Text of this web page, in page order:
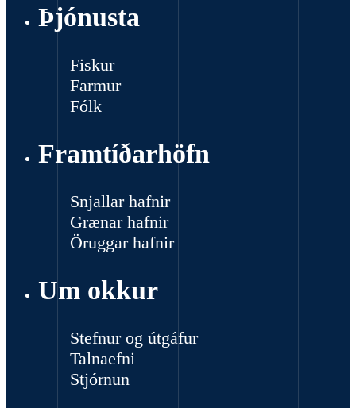
Þjónusta
Fiskur
Farmur
Fólk
Framtíðarhöfn
Snjallar hafnir
Grænar hafnir
Öruggar hafnir
Um okkur
Stefnur og útgáfur
Talnaefni
Stjórnun